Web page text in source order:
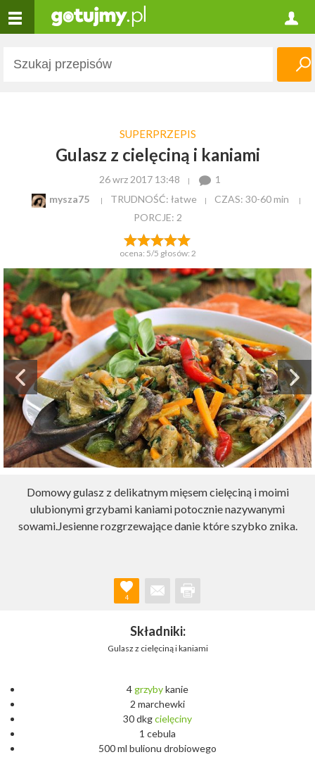
SUPERPRZEPIS
Gulasz z cielęciną i kaniami
26 wrz 2017 13:48
1
mysza75
TRUDNOŚĆ: łatwe CZAS: 30-60 min
PORCJE: 2
ocena: 5/5 głosów: 2
Domowy gulasz z delikatnym mięsem cielęciną i moimi
ulubionymi grzybami kaniami potocznie nazywanymi
sowami.Jesienne rozgrzewające danie które szybko znika.
4
Składniki:
Gulasz z cielęciną i kaniami
4grzybykanie
2 marchewki
30 dkgcielęciny
1 cebula
500 ml bulionu drobiowego